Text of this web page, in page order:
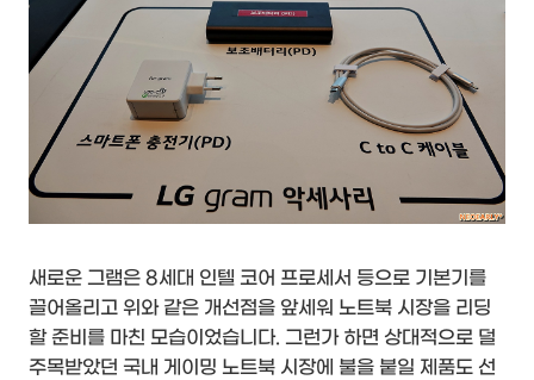
새로운 그램은 8세대 인텔 코어 프로세서 등으로 기본기를
끌어올리고 위와 같은 개선점을 앞세워 노트북 시장을 리딩
할 준비를 마친 모습이었습니다. 그런가 하면 상대적으로 덜
주목받았던 국내 게이밍 노트북 시장에 불을 붙일 제품도 선